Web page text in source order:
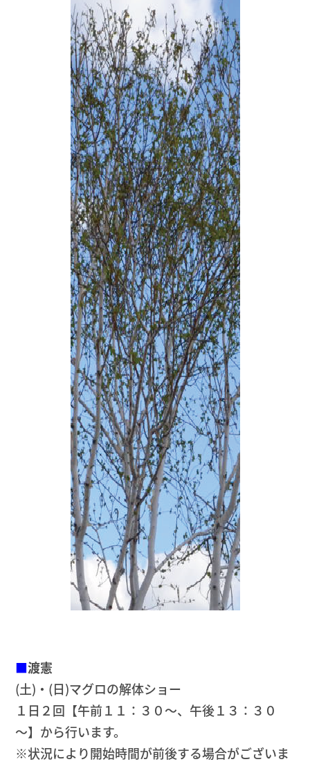
■渡憲
(土)・(日)マグロの解体ショー
１日２回【午前１１：３０～、午後１３：３０
～】から行います。
※状況により開始時間が前後する場合がございま